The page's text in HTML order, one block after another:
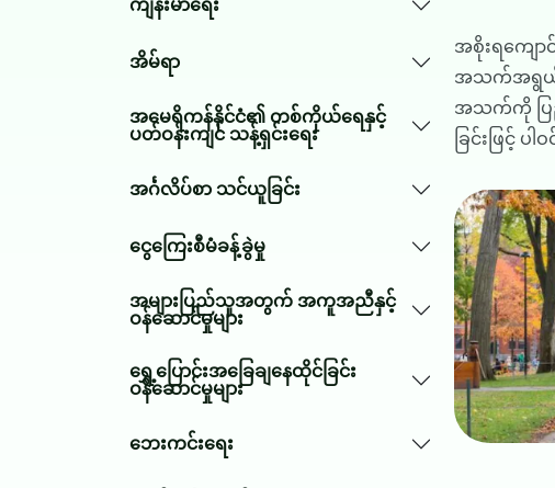
ကျန်းမာရေး
အိမ်ရာ
အမေရိကန်နိုင်ငံ၏ တစ်ကိုယ်ရေနှင့်
ပတ်ဝန်းကျင် သန့်ရှင်းရေး
အင်္ဂလိပ်စာ သင်ယူခြင်း
ငွေကြေးစီမံခန့်ခွဲမှု
အများပြည်သူအတွက် အကူအညီနှင့်
ဝန်ဆောင်မှုများ
ရွှေ့ပြောင်းအခြေချနေထိုင်ခြင်း
ဝန်ဆောင်မှုများ
ဘေးကင်းရေး
အစိုးရကျေ
အသက်အရွယ်
အသက်ကို ပြ
ခြင်းဖြင့် ပ
Image